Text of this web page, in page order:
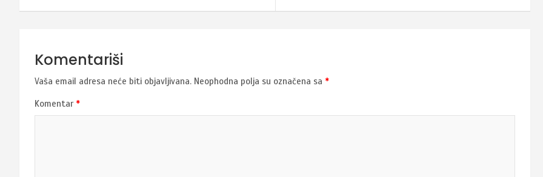
Komentariši
Vaša email adresa neće biti objavljivana. Neophodna polja su označena sa *
Komentar *